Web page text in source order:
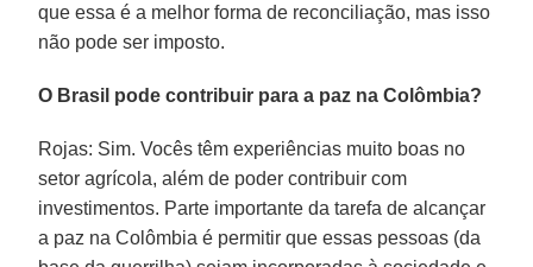
que essa é a melhor forma de reconciliação, mas isso
não pode ser imposto.
O Brasil pode contribuir para a paz na Colômbia?
Rojas: Sim. Vocês têm experiências muito boas no
setor agrícola, além de poder contribuir com
investimentos. Parte importante da tarefa de alcançar
a paz na Colômbia é permitir que essas pessoas (da